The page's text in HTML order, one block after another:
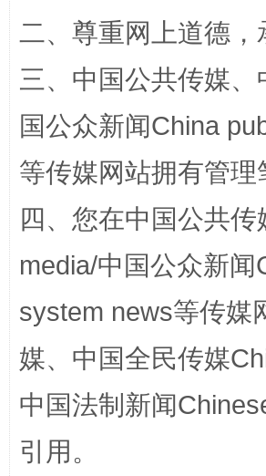
站台名比不上好声名
漫山遍野的桃花与雪山、麦地、白藏房
二、尊重网上道德
三、中国公共传媒
国公众新闻China
等传媒网站拥有管
四、您在中国公共
media/中国公众新
system news等传媒
媒、中国全民传媒
中国法制新闻
引用。